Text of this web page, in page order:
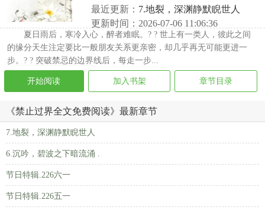
最近更新： 7.地裂，深渊静默睨世人
更新时间：2026-07-06 11:06:36
夏日雨后，寒冷入心，醉者难眠。? ? 世上有一类人，彼此之间
的缘分天生注定要比一般朋友关系更亲密，却几乎再无可能更进一
步。? ? 突破禁忌的边界线后，每走一步...
开始阅读 加入书架 章节目录
《禁止过界全文免费阅读》最新章节
7.地裂，深渊静默睨世人
6.沉吟，碧波之下暗流涌 .
节日特辑.226六一
节日特辑.226五一